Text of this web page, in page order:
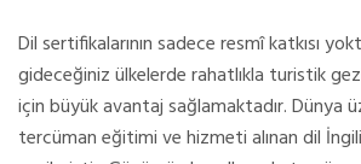
Dil sertifikalarının sadece resmî katkısı
gideceğiniz ülkelerde rahatlıkla turistik
için büyük avantaj sağlamaktadır. Dünya
tercüman eğitimi ve hizmeti alınan dil